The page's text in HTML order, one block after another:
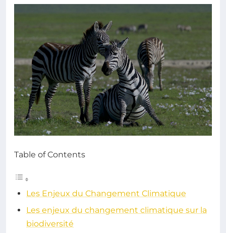
Table of Contents
Les Enjeux du Changement Climatique
Les enjeux du changement climatique sur la
biodiversité